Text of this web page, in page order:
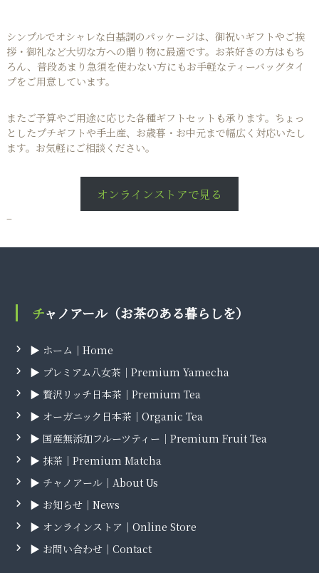
シンプルでオシャレな白基調のパッケージは、御祝いギフトやご挨
拶・御礼など大切な方への贈り物に最適です。お茶好きの方はもち
ろん、普段あまり急須を使わない方にもお手軽なティーバッグタイ
プをご用意しています。
またご予算やご用途に応じた各種ギフトセットも承ります。ちょっ
としたプチギフトや手土産、お歳暮・お中元まで幅広く対応いたし
ます。お気軽にご相談ください。
オンラインストアで見る
–
チャノアール（お茶のある暮らしを）
▶ ホーム｜Home
▶ プレミアム八女茶｜Premium Yamecha
▶ 贅沢リッチ日本茶｜Premium Tea
▶ オーガニック日本茶｜Organic Tea
▶ 国産無添加フルーツティー｜Premium Fruit Tea
▶ 抹茶｜Premium Matcha
▶ チャノアール｜About Us
▶ お知らせ｜News
▶ オンラインストア｜Online Store
▶ お問い合わせ｜Contact